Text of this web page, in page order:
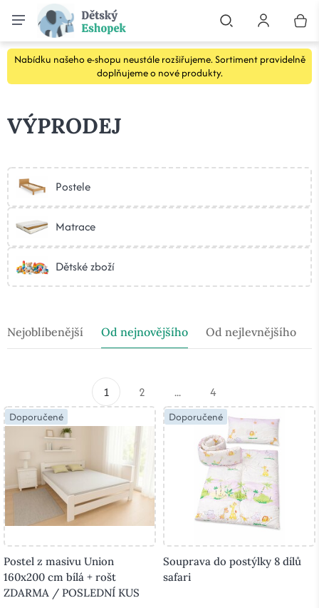
Nabídku našeho e-shopu neustále rozšiřujeme. Sortiment pravidelně
doplňujeme o nové produkty.
VÝPRODEJ
Postele
Matrace
Dětské zboží
Nejoblíbenější Od nejnovějšího Od nejlevnějšího
1 2 ... 4
Doporučené
Postel z masivu Union
160x200 cm bílá + rošt
ZDARMA / POSLEDNÍ KUS
Doporučené
Souprava do postýlky 8 dílů
safari